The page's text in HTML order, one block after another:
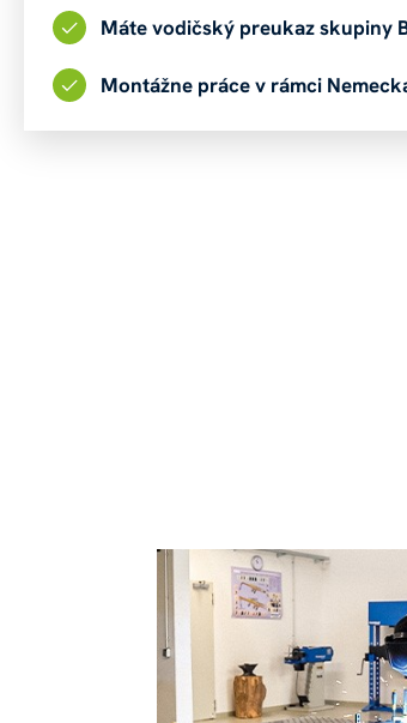
Máte vodičský preukaz skupiny
Montážne práce v rámci